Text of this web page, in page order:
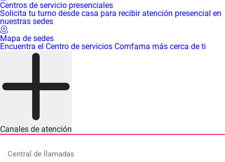
Centros de servicio presenciales
Solicita tu turno desde casa para recibir atención presencial en
nuestras sedes
Mapa de sedes
Encuentra el Centro de servicios Comfama más cerca de ti
Canales de atención
Central de llamadas